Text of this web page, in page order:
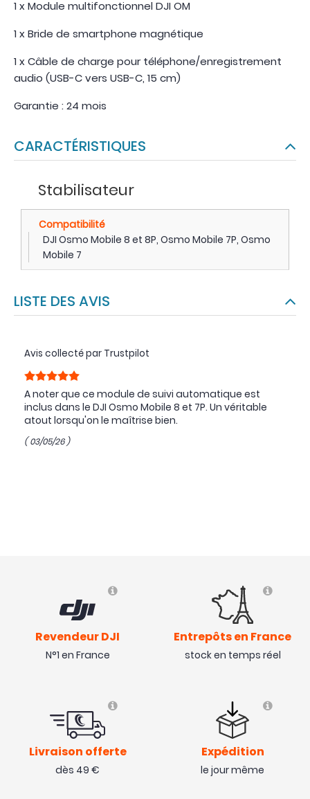
1 x Module multifonctionnel DJI OM
1 x Bride de smartphone magnétique
1 x Câble de charge pour téléphone/enregistrement
audio (USB-C vers USB-C, 15 cm)
Garantie : 24 mois
CARACTÉRISTIQUES
Stabilisateur
Compatibilité
DJI Osmo Mobile 8 et 8P, Osmo Mobile 7P, Osmo
Mobile 7
LISTE DES AVIS
Avis collecté par Trustpilot
A noter que ce module de suivi automatique est
inclus dans le DJI Osmo Mobile 8 et 7P. Un véritable
atout lorsqu'on le maîtrise bien.
( 03/05/26 )
Revendeur DJI
N°1 en France
Entrepôts en France
stock en temps réel
Livraison offerte
dès 49 €
Expédition
le jour même